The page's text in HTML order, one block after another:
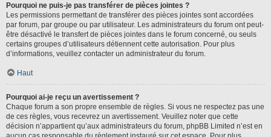
Pourquoi ne puis-je pas transférer de pièces jointes ?
Les permissions permettant de transférer des pièces jointes sont accordées
par forum, par groupe ou par utilisateur. Les administrateurs du forum ont peut-
être désactivé le transfert de pièces jointes dans le forum concerné, ou seuls
certains groupes d’utilisateurs détiennent cette autorisation. Pour plus
d’informations, veuillez contacter un administrateur du forum.
Haut
Pourquoi ai-je reçu un avertissement ?
Chaque forum a son propre ensemble de règles. Si vous ne respectez pas une
de ces règles, vous recevrez un avertissement. Veuillez noter que cette
décision n’appartient qu’aux administrateurs du forum, phpBB Limited n’est en